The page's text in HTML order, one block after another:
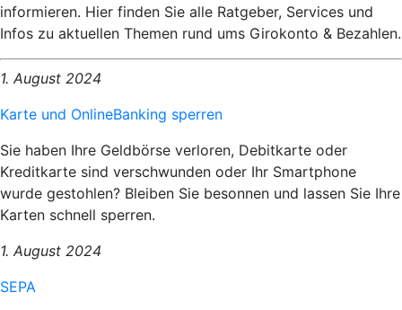
informieren. Hier finden Sie alle Ratgeber, Services und
Infos zu aktuellen Themen rund ums Girokonto & Bezahlen.
1. August 2024
Karte und OnlineBanking sperren
Sie haben Ihre Geldbörse verloren, Debitkarte oder
Kreditkarte sind verschwunden oder Ihr Smartphone
wurde gestohlen? Bleiben Sie besonnen und lassen Sie Ihre
Karten schnell sperren.
1. August 2024
SEPA